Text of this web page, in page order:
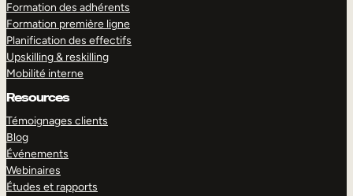
Formation des adhérents
Formation première ligne
Planification des effectifs
Upskilling & reskilling
Mobilité interne
Resources
Témoignages clients
Blog
Événements
Webinaires
Études et rapports